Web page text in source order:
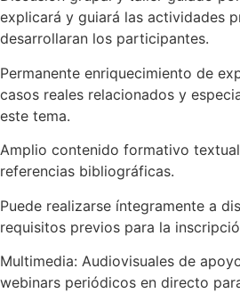
explicará y guiará las actividades
desarrollaran los participantes.
Permanente enriquecimiento de
casos reales relacionados y
este tema.
Amplio contenido formativo
referencias bibliográficas.
Puede realizarse íntegramente a
requisitos previos para la
Multimedia: Audiovisuales de
webinars periódicos en directo